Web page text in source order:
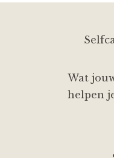
Wat
helpen